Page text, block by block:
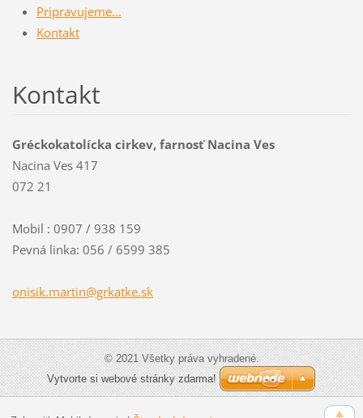
Pripravujeme...
Kontakt
Kontakt
Gréckokatolícka cirkev, farnosť Nacina Ves
Nacina Ves 417
072 21
Mobil : 0907 / 938 159
Pevná linka: 056 / 6599 385
onisik.martin@grkatke.sk
© 2021 Všetky práva vyhradené.
Vytvorte si webové stránky zdarma!